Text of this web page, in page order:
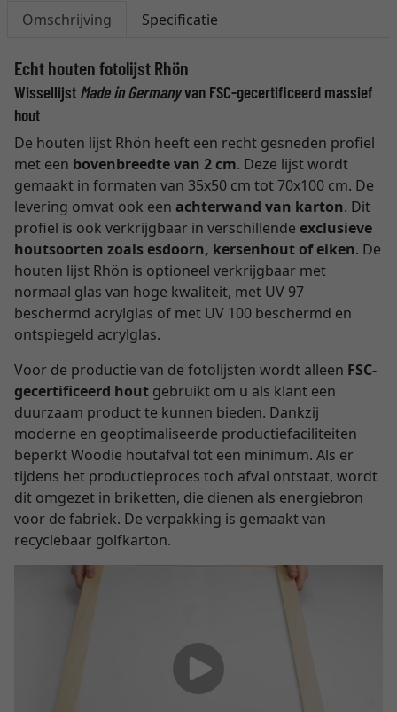
Omschrijving Specificatie
Echt houten fotolijst Rhön
Wissellijst Made in Germanyvan FSC-gecertificeerd massief
hout
De houten lijst Rhön heeft een recht gesneden profiel
met een bovenbreedte van 2 cm. Deze lijst wordt
gemaakt in formaten van 35x50 cm tot 70x100 cm. De
levering omvat ook een achterwand van karton. Dit
profiel is ook verkrijgbaar in verschillende exclusieve
houtsoorten zoals esdoorn, kersenhout of eiken. De
houten lijst Rhön is optioneel verkrijgbaar met
normaal glas van hoge kwaliteit, met UV 97
beschermd acrylglas of met UV 100 beschermd en
ontspiegeld acrylglas.
Voor de productie van de fotolijsten wordt alleen FSC-
gecertificeerd hout gebruikt om u als klant een
duurzaam product te kunnen bieden. Dankzij
moderne en geoptimaliseerde productiefaciliteiten
beperkt Woodie houtafval tot een minimum. Als er
tijdens het productieproces toch afval ontstaat, wordt
dit omgezet in briketten, die dienen als energiebron
voor de fabriek. De verpakking is gemaakt van
recyclebaar golfkarton.